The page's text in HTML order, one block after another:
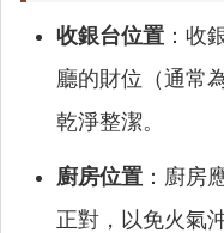
收銀台位置 ：收
廳的財位（通常
乾淨整潔。
廚房位置 ：廚房
正對，以免火氣